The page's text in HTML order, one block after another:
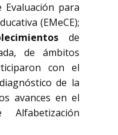
para
(EMeCE);
de
de ámbitos
con el
de la
avances en el